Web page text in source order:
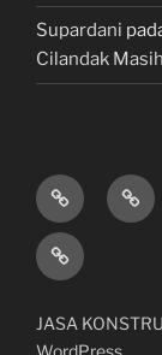
Supardani
Cilandak
TANAH
DIJUAL
JASA
KONSTRUKSI
JASA
WordPress